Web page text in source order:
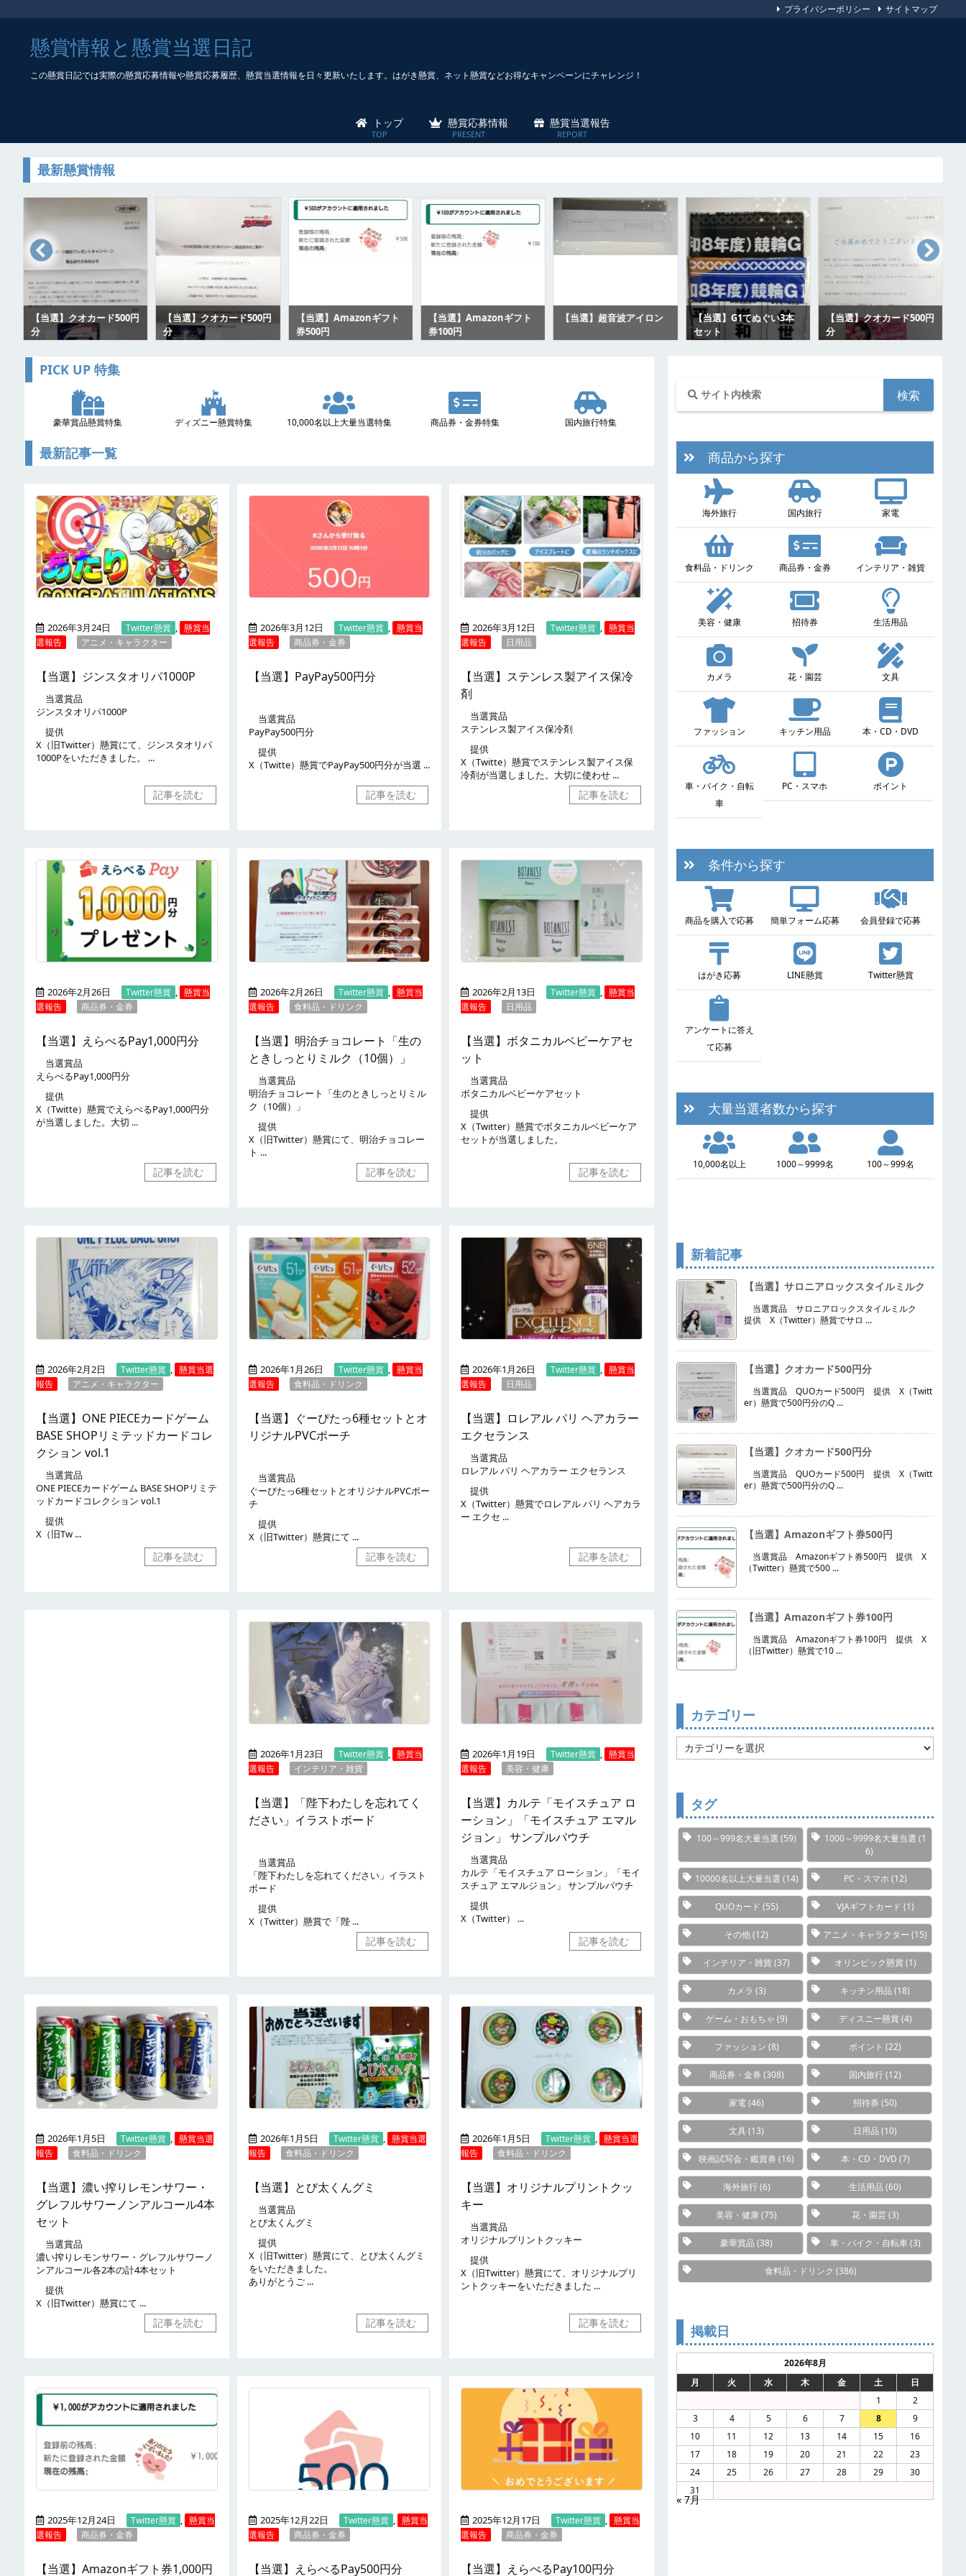
懸賞情報と懸賞当選日記
この懸賞日記では実際の懸賞応募情報や懸賞応募履歴、懸賞当選情報を日々更新いたします。はがき懸賞、ネット懸賞などお得なキャンペーンにチャレンジ！
トップ 懸賞応募情報 懸賞当選報告
プライバシーポリシー サイトマップ
最新懸賞情報
【当選】クオカード500円
分
【当選】クオカード500円
分
【当選】Amazonギフト
券500円
【当選】Amazonギフト
券100円
【当選】超音波アイロン
【当選】G1てぬぐい3本
セット
【当選】クオカード500円
分
PICK UP 特集
豪華賞品懸賞特集 ディズニー懸賞特集 10,000名以上大量当選特集 商品券・金券特集 国内旅行特集
最新記事一覧
2026年3月24日 Twitter懸賞 , 懸賞当
選報告
アニメ・キャラクター
【当選】ジンスタオリパ1000P
当選賞品
ジンスタオリパ1000P
提供
X（旧Twitter）懸賞にて、ジンスタオリパ
1000Pをいただきました。 ...
記事を読む
2026年3月12日 Twitter懸賞 , 懸賞当
選報告
商品券・金券
【当選】PayPay500円分
当選賞品
PayPay500円分
提供
X（Twitte）懸賞でPayPay500円分が当選 ...
記事を読む
2026年3月12日 Twitter懸賞 , 懸賞当
選報告
日用品
【当選】ステンレス製アイス保冷
剤
当選賞品
ステンレス製アイス保冷剤
提供
X（Twitte）懸賞でステンレス製アイス保
冷剤が当選しました。大切に使わせ ...
記事を読む
2026年2月26日 Twitter懸賞 , 懸賞当
選報告
商品券・金券
【当選】えらべるPay1,000円分
当選賞品
えらべるPay1,000円分
提供
X（Twitte）懸賞でえらべるPay1,000円分
が当選しました。大切 ...
記事を読む
2026年2月26日 Twitter懸賞 , 懸賞当
選報告
食料品・ドリンク
【当選】明治チョコレート「生の
ときしっとりミルク（10個）」
当選賞品
明治チョコレート「生のときしっとりミル
ク（10個）」
提供
X（旧Twitter）懸賞にて、明治チョコレー
ト ...
記事を読む
2026年2月13日 Twitter懸賞 , 懸賞当
選報告
日用品
【当選】ボタニカルベビーケアセ
ット
当選賞品
ボタニカルベビーケアセット
提供
X（Twitter）懸賞でボタニカルベビーケア
セットが当選しました。
記事を読む
2026年2月2日 Twitter懸賞 , 懸賞当選
報告
アニメ・キャラクター
【当選】ONE PIECEカードゲーム
BASE SHOPリミテッドカードコレ
クション vol.1
当選賞品
ONE PIECEカードゲーム BASE SHOPリミテ
ッドカードコレクション vol.1
提供
X（旧Tw ...
記事を読む
2026年1月26日 Twitter懸賞 , 懸賞当
選報告
食料品・ドリンク
【当選】ぐーぴたっ6種セットとオ
リジナルPVCポーチ
当選賞品
ぐーぴたっ6種セットとオリジナルPVCポー
チ
提供
X（旧Twitter）懸賞にて ...
記事を読む
2026年1月26日 Twitter懸賞 , 懸賞当
選報告
日用品
【当選】ロレアル パリ ヘアカラー
エクセランス
当選賞品
ロレアル パリ ヘアカラー エクセランス
提供
X（Twitter）懸賞でロレアル パリ ヘアカラ
ー エクセ ...
記事を読む
2026年1月23日 Twitter懸賞 , 懸賞当
選報告
インテリア・雑貨
【当選】「陛下わたしを忘れてく
ださい」イラストボード
当選賞品
「陛下わたしを忘れてください」イラスト
ボード
提供
X（Twitter）懸賞で「陛 ...
記事を読む
2026年1月19日 Twitter懸賞 , 懸賞当
選報告
美容・健康
【当選】カルテ「モイスチュア ロ
ーション」「モイスチュア エマル
ジョン」 サンプルパウチ
当選賞品
カルテ「モイスチュア ローション」「モイ
スチュア エマルジョン」 サンプルパウチ
提供
X（Twitter） ...
記事を読む
2026年1月5日 Twitter懸賞 , 懸賞当選
報告
食料品・ドリンク
【当選】濃い搾りレモンサワー・
グレフルサワーノンアルコール4本
セット
当選賞品
濃い搾りレモンサワー・グレフルサワーノ
ンアルコール各2本の計4本セット
提供
X（旧Twitter）懸賞にて ...
記事を読む
2026年1月5日 Twitter懸賞 , 懸賞当選
報告
食料品・ドリンク
【当選】とび太くんグミ
当選賞品
とび太くんグミ
提供
X（旧Twitter）懸賞にて、とび太くんグミ
をいただきました。
ありがとうご ...
記事を読む
2026年1月5日 Twitter懸賞 , 懸賞当選
報告
食料品・ドリンク
【当選】オリジナルプリントクッ
キー
当選賞品
オリジナルプリントクッキー
提供
X（旧Twitter）懸賞にて、オリジナルプリ
ントクッキーをいただきました ...
記事を読む
2025年12月24日 Twitter懸賞 , 懸賞当
選報告
商品券・金券
【当選】Amazonギフト券1,000円
2025年12月22日 Twitter懸賞 , 懸賞当
選報告
商品券・金券
【当選】えらべるPay500円分
2025年12月17日 Twitter懸賞 , 懸賞当
選報告
商品券・金券
【当選】えらべるPay100円分
商品から探す
海外旅行 国内旅行 家電
食料品・ドリンク 商品券・金券 インテリア・雑貨
美容・健康 招待券 生活用品
カメラ 花・園芸 文具
ファッション キッチン用品 本・CD・DVD
車・バイク・自転
車
PC・スマホ ポイント
条件から探す
商品を購入で応募 簡単フォーム応募 会員登録で応募
はがき応募 LINE懸賞 Twitter懸賞
アンケートに答え
て応募
大量当選者数から探す
10,000名以上 1000～9999名 100～999名
新着記事
【当選】サロニアロックスタイルミルク
当選賞品 サロニアロックスタイルミルク
提供 X（Twitter）懸賞でサロ ...
【当選】クオカード500円分
当選賞品 QUOカード500円 提供 X（Twitt
er）懸賞で500円分のQ ...
【当選】クオカード500円分
当選賞品 QUOカード500円 提供 X（Twitt
er）懸賞で500円分のQ ...
【当選】Amazonギフト券500円
当選賞品 Amazonギフト券500円 提供 X
（Twitter）懸賞で500 ...
【当選】Amazonギフト券100円
当選賞品 Amazonギフト券100円 提供 X
（旧Twitter）懸賞で10 ...
カテゴリー
カ
テ
タグ
100～999名大量当選 (59) 1000～9999名大量当選 (1
6)
10000名以上大量当選 (14) PC・スマホ (12)
QUOカード (55) VJAギフトカード (1)
その他(12) アニメ・キャラクター (15)
インテリア・雑貨(37) オリンピック懸賞(1)
カメラ (3) キッチン用品 (18)
ゲーム・おもちゃ (9) ディスニー懸賞(4)
ファッション (8) ポイント (22)
商品券・金券 (308) 国内旅行(12)
家電(46) 招待券 (50)
文具 (13) 日用品 (10)
映画試写会・鑑賞券 (16) 本・CD・DVD (7)
海外旅行(6) 生活用品 (60)
美容・健康(75) 花・園芸(3)
豪華賞品 (38) 車・バイク・自転車(3)
食料品・ドリンク (386)
掲載日
2026年8月
月
火 水 木 金 土
日
1
2
3
4 5 6 7 8
9
10
11 12 13 14 15
16
17
18 19 20 21 22
23
24
25 26 27 28 29
30
31
« 7月